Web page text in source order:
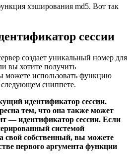
хэширования md5. Вот так
сессии
создает уникальный номер для
вы хотите получить
можете использовать функцию
следующем сниппете.
идентификатор сессии.
тем, что она также может
— идентификатор сессии. Если
системой
свой собственный, вы можете
первого аргумента функции